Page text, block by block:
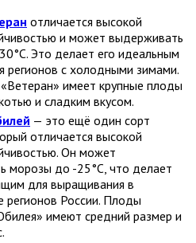
отличается высокой
и может выдерживать
Это делает его идеальным
регионов с холодными зимами.
имеет крупные плоды
и сладким вкусом.
— это ещё один сорт
отличается высокой
Он может
морозы до -25°C, что делает
для выращивания в
регионов России. Плоды
имеют средний размер и